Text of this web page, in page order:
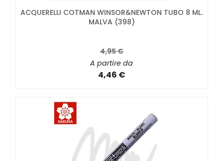
ACQUERELLI COTMAN WINSOR&NEWTON TUBO 8 ML.
MALVA (398)
4,95 €
A partire da
4,46 €